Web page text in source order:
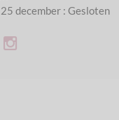
december : Gesloten